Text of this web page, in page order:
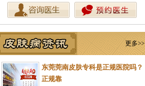
更多>>
东莞莞南皮肤专科是正规医院吗？
正规靠